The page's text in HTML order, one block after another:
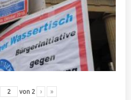
von 2 › »